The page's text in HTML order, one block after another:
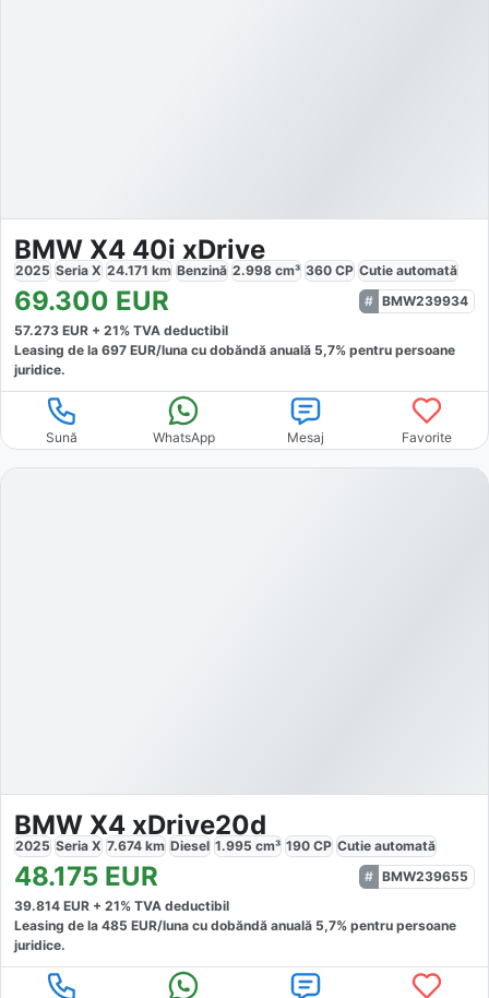
BMW X4 40i xDrive
2025 Seria X 24.171 km Benzină 2.998 cm³ 360 CP Cutie automată
69.300 EUR
BMW239934
57.273 EUR + 21% TVA deductibil
Leasing de la 697 EUR/luna cu dobăndă anuală 5,7% pentru persoane
juridice.
Sună WhatsApp Mesaj Favorite
BMW X4 xDrive20d
2025 Seria X 7.674 km Diesel 1.995 cm³ 190 CP Cutie automată
48.175 EUR
BMW239655
39.814 EUR + 21% TVA deductibil
Leasing de la 485 EUR/luna cu dobăndă anuală 5,7% pentru persoane
juridice.